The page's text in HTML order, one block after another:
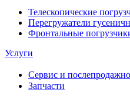
Телескопические
Перегружатели
Фронтальные
Услуги
Сервис и
Запчасти